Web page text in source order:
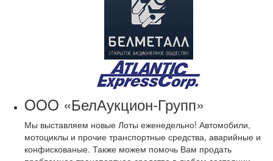
OOO «БелАукцион-Групп»
Мы выставляем новые Лоты еженедельно! Автомобили,
мотоциклы и прочие транспортные средства, аварийные и
конфискованые. Также можем помочь Вам продать